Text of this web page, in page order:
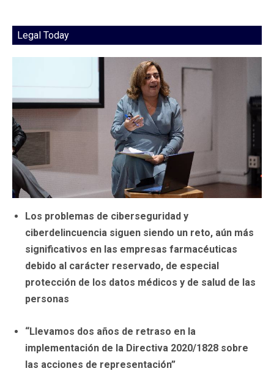
Legal Today
Los problemas de ciberseguridad y
ciberdelincuencia siguen siendo un reto, aún más
significativos en las empresas farmacéuticas
debido al carácter reservado, de especial
protección de los datos médicos y de salud de las
personas
“Llevamos dos años de retraso en la
implementación de la Directiva 2020/1828 sobre
las acciones de representación”